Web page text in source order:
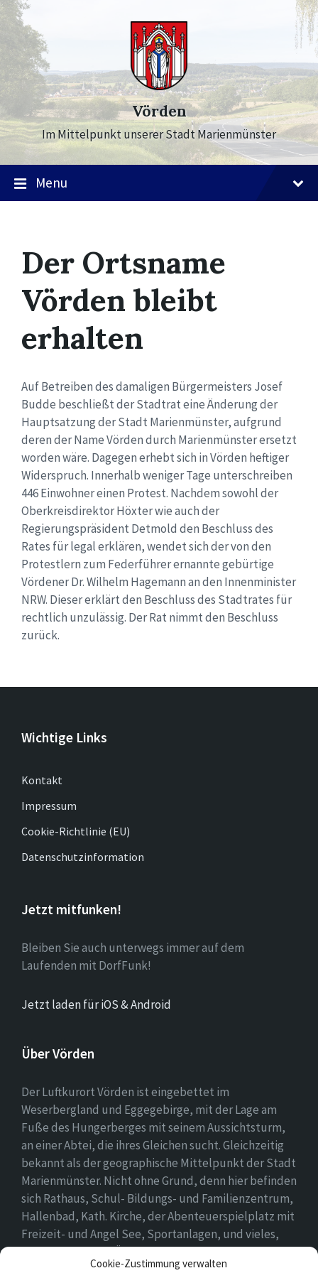
Cookie-Zustimmung verwalten
Skip
to
content
Skip
to
main
navigation
Skip
to
footer
Vörden
Im Mittelpunkt unserer Stadt Marienmünster
Menu
Der Ortsname
Vörden bleibt
erhalten
Auf Betreiben des damaligen Bürgermeisters Josef
Budde beschließt der Stadtrat eine Änderung der
Hauptsatzung der Stadt Marienmünster, aufgrund
deren der Name Vörden durch Marienmünster ersetzt
worden wäre. Dagegen erhebt sich in Vörden heftiger
Widerspruch. Innerhalb weniger Tage unterschreiben
446 Einwohner einen Protest. Nachdem sowohl der
Oberkreisdirektor Höxter wie auch der
Regierungspräsident Detmold den Beschluss des
Rates für legal erklären, wendet sich der von den
Protestlern zum Federführer ernannte gebürtige
Vördener Dr. Wilhelm Hagemann an den Innenminister
NRW. Dieser erklärt den Beschluss des Stadtrates für
rechtlich unzulässig. Der Rat nimmt den Beschluss
zurück.
Wichtige Links
Kontakt
Impressum
Cookie-Richtlinie (EU)
Datenschutzinformation
Jetzt mitfunken!
Bleiben Sie auch unterwegs immer auf dem
Laufenden mit DorfFunk!
Jetzt laden für iOS & Android
Über Vörden
Der Luftkurort Vörden ist eingebettet im
Weserbergland und Eggegebirge, mit der Lage am
Fuße des Hungerberges mit seinem Aussichtsturm,
an einer Abtei, die ihres Gleichen sucht. Gleichzeitig
bekannt als der geographische Mittelpunkt der Stadt
Marienmünster. Nicht ohne Grund, denn hier befinden
sich Rathaus, Schul- Bildungs- und Familienzentrum,
Hallenbad, Kath. Kirche, der Abenteuerspielplatz mit
Freizeit- und Angel See, Sportanlagen, und vieles,
vieles mehr. Einen Überblick findet ihr hier auf
unserer Webseite..